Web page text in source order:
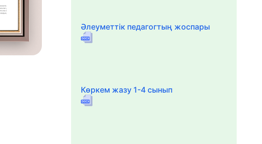
Әлеуметтік педагогтың жоспары
Көркем жазу 1-4 сынып